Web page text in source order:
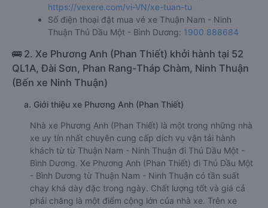
https://vexere.com/vi-VN/xe-tuan-tu
Số điện thoại đặt mua vé xe Thuận Nam - Ninh
Thuận Thủ Dầu Một - Bình Dương: 1900 888684
🚌 2. Xe Phương Anh (Phan Thiết) khởi hành tại 52
QL1A, Đài Sơn, Phan Rang-Tháp Chàm, Ninh Thuận
(Bến xe Ninh Thuận)
a. Giới thiệu xe Phương Anh (Phan Thiết)
Nhà xe Phương Anh (Phan Thiết) là một trong những nhà
xe uy tín nhất chuyên cung cấp dịch vụ vận tải hành
khách từ từ Thuận Nam - Ninh Thuận đi Thủ Dầu Một -
Bình Dương. Xe Phương Anh (Phan Thiết) đi Thủ Dầu Một
- Bình Dương từ Thuận Nam - Ninh Thuận có tần suất
chạy khá dày đặc trong ngày. Chất lượng tốt và giá cả
phải chăng là một điểm cộng lớn của nhà xe. Trên xe